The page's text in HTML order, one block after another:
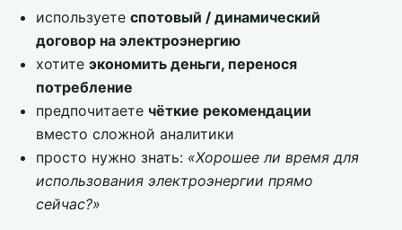
используете спотовый / динамический
договор на электроэнергию
хотите экономить деньги, перенося
потребление
предпочитаете чёткие рекомендации
вместо сложной аналитики
просто нужно знать: «Хорошее ли время для
использования электроэнергии прямо
сейчас?»